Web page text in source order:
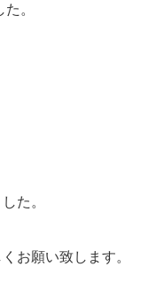
。
た。
お願い致します。